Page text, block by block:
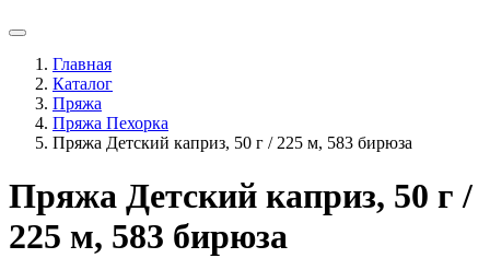
Главная
Каталог
Пряжа
Пряжа Пехорка
Пряжа Детский каприз, 50 г / 225 м, 583 бирюза
Пряжа Детский каприз, 50 г /
225 м, 583 бирюза